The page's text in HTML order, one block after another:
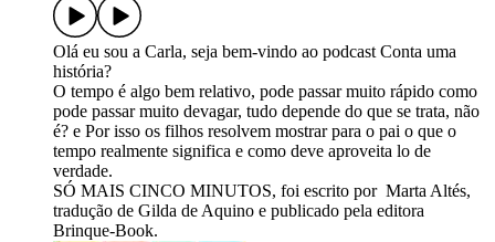
Olá eu sou a Carla, seja bem-vindo ao podcast Conta uma
história?
O tempo é algo bem relativo, pode passar muito rápido como
pode passar muito devagar, tudo depende do que se trata, não
é? e Por isso os filhos resolvem mostrar para o pai o que o
tempo realmente significa e como deve aproveita lo de
verdade.
SÓ MAIS CINCO MINUTOS, foi escrito por Marta Altés,
tradução de Gilda de Aquino e publicado pela editora
Brinque-Book.